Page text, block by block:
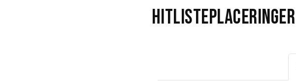
Hitlisteplaceringer